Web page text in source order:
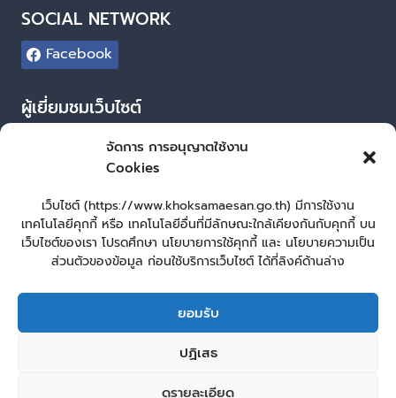
จัดการ การอนุญาตใช้งาน
Cookies
เว็บไซต์ (https://www.khoksamaesan.go.th) มีการใช้งาน
เทคโนโลยีคุกกี้ หรือ เทคโนโลยีอื่นที่มีลักษณะใกล้เคียงกันกับคุกกี้ บน
เว็บไซต์ของเรา โปรดศึกษา นโยบายการใช้คุกกี้ และ นโยบายความเป็น
ส่วนตัวของข้อมูล ก่อนใช้บริการเว็บไซต์ ได้ที่ลิงค์ด้านล่าง
ยอมรับ
ปฏิเสธ
ดูรายละเอียด
SOCIAL NETWORK
Facebook
ผู้เยี่ยมชมเว็บไซต์
20
เข้าสู่ระบบ
จัดทำเว็บไซต์
LopburiWebDesign.co
ยื่นแบบคำร้องทั่วไป
ศูนย์ข้อมูลข่าวสาร หน่วยงาน
กระดานสนทนา